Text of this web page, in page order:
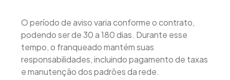
O período de aviso varia conforme o contrato,
podendo ser de 30 a 180 dias. Durante esse
tempo, o franqueado mantém suas
responsabilidades, incluindo pagamento de taxas
e manutenção dos padrões da rede.